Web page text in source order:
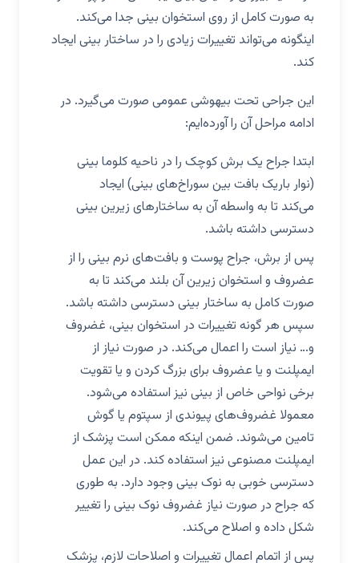
به صورت کامل از روی استخوان بینی جدا می‌کند.
اینگونه می‌تواند تغییرات زیادی را در ساختار بینی ایجاد
کند.
این جراحی تحت بیهوشی عمومی صورت می‌گیرد. در
ادامه مراحل آن را آورده‌ایم:
ابتدا جراح یک برش کوچک را در ناحیه کلوما بینی
(نوار باریک بافت بین سوراخ‌های بینی) ایجاد
می‌کند تا به واسطه آن به ساختارهای زیرین بینی
دسترسی داشته باشد.
پس از برش، جراح پوست و بافت‌های نرم بینی را از
عضروف و استخوان زیرین آن بلند می‌کند تا به
صورت کامل به ساختار بینی دسترسی داشته باشد.
سپس هر گونه تغییرات در استخوان بینی، غضروف
و… نیاز است را اعمال می‌کند. در صورت نیاز از
ایمپلنت و یا عضروف برای بزرگ‌ کردن و یا تقویت
برخی نواحی خاص از بینی نیز استفاده می‌شود.
معمولا غضروف‌های پیوندی از سپتوم یا گوش
تامین می‌شوند. ضمن اینکه ممکن است پزشک از
ایمپلنت مصنوعی نیز استفاده کند. در این عمل
دسترسی خوبی به نوک بینی وجود دارد. به طوری
که جراح در صورت نیاز غضروف نوک بینی را تغییر
شکل داده و اصلاح می‌کند.
پس از اتمام اعمال تغییرات و اصلاحات لازم، پزشک